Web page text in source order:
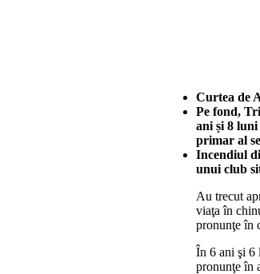
Curtea de
Pe fond,
ani și 8
primar al
Incendiul
unui club
Au trecut
viaţa în
pronunţe în
În 6 ani şi 6
pronunţe în